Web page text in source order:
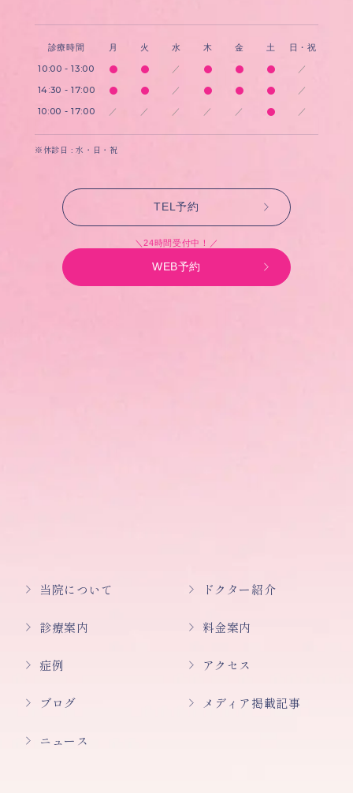
診療時間 月 火 水 木 金 土 日・祝
10:00 - 13:00 ／ ／
14:30 - 17:00 ／ ／
10:00 - 17:00 ／ ／ ／ ／ ／ ／
※休診日 : 水・日・祝
TEL予約
＼24時間受付中！／
WEB予約
当院について ドクター紹介
診療案内 料金案内
症例 アクセス
ブログ メディア掲載記事
ニュース